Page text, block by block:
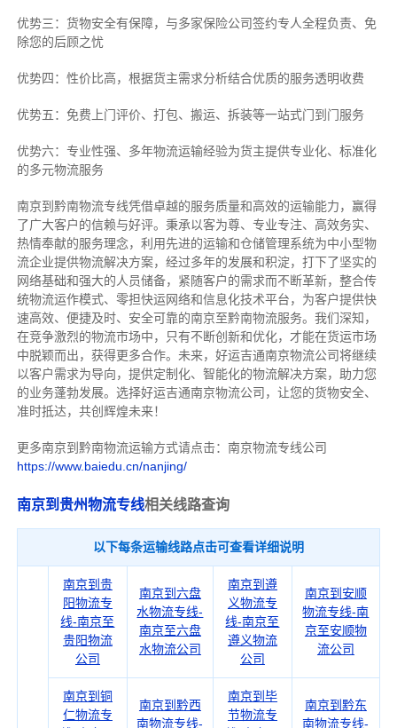
优势三：货物安全有保障，与多家保险公司签约专人全程负责、免
除您的后顾之忧
优势四：性价比高，根据货主需求分析结合优质的服务透明收费
优势五：免费上门评价、打包、搬运、拆装等一站式门到门服务
优势六：专业性强、多年物流运输经验为货主提供专业化、标准化
的多元物流服务
南京到黔南物流专线凭借卓越的服务质量和高效的运输能力，赢得
了广大客户的信赖与好评。 秉承以客为尊、专业专注、高效务实、
热情奉献的服务理念，利用先进的运输和仓储管理系统为中小型物
流企业提供物流解决方案，经过多年的发展和积淀，打下了坚实的
网络基础和强大的人员储备，紧随客户的需求而不断革新，整合传
统物流运作模式、零担快运网络和信息化技术平台，为客户提供快
速高效、便捷及时、安全可靠的南京至黔南物流服务。 我们深知，
在竞争激烈的物流市场中，只有不断创新和优化，才能在货运市场
中脱颖而出，获得更多合作。 未来，好运吉通南京物流公司将继续
以客户需求为导向，提供定制化、智能化的物流解决方案，助力您
的业务蓬勃发展。选择好运吉通南京物流公司，让您的货物安全、
准时抵达，共创辉煌未来！
更多南京到黔南物流运输方式请点击：南京物流专线公司
https://www.baiedu.cn/nanjing/
南京到贵州物流专线相关线路查询
以下每条运输线路点击可查看详细说明
南京到贵
阳物流专
线-南京至
贵阳物流
公司
南京到六盘
水物流专线-
南京至六盘
水物流公司
南京到遵
义物流专
线-南京至
遵义物流
公司
南京到安顺
物流专线-南
京至安顺物
流公司
南京到铜
仁物流专
南京到黔西
南物流专线-
南京到毕
节物流专
南京到黔东
南物流专线-